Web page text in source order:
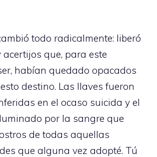
todo radicalmente: liberó
acertijos que, para este
habían quedado opacados
destino. Las llaves fueron
en el ocaso suicida y el
por la sangre que
de todas aquellas
que alguna vez adopté. Tú